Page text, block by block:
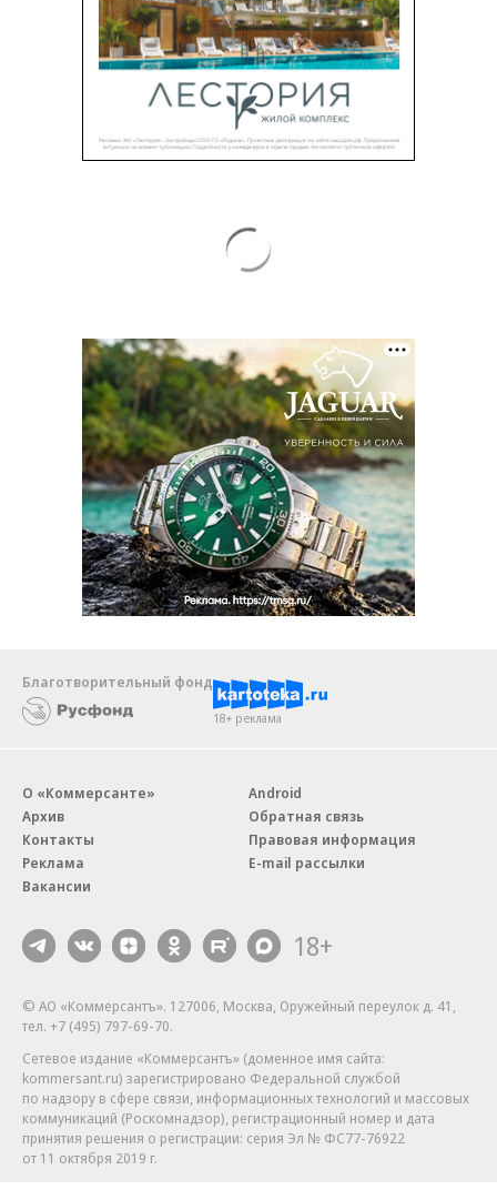
Благотворительный фонд
18+ реклама
О «Коммерсанте»
Архив
Контакты
Реклама
Вакансии
Android
Обратная связь
Правовая информация
E-mail рассылки
18+
© АО «Коммерсантъ». 127006, Москва, Оружейный переулок д. 41,
тел. +7 (495) 797-69-70.
Сетевое издание «Коммерсантъ» (доменное имя сайта:
kommersant.ru) зарегистрировано Федеральной службой
по надзору в сфере связи, информационных технологий и массовых
коммуникаций (Роскомнадзор), регистрационный номер и дата
принятия решения о регистрации: серия Эл № ФС77-76922
от 11 октября 2019 г.